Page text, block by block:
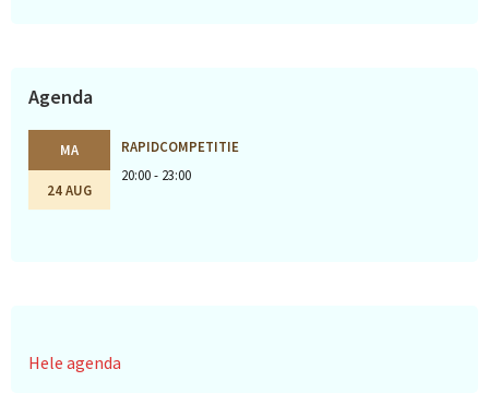
Agenda
MA
24 AUG
RAPIDCOMPETITIE
20:00 - 23:00
Hele agenda